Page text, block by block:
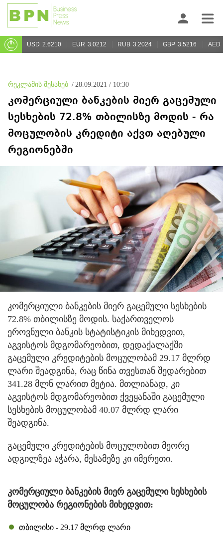
USD 2.6210 EUR 3.0212 RUB 3.2024 GBP 3.5216 AED
რეკლამის შესახებ / 28.09.2021 / 10:30
კომერციული ბანკების მიერ გაცემული
სესხების 72.8% თბილისზე მოდის - რა
მოცულობის კრედიტი აქვთ აღებული
რეგიონებში
კომერციული ბანკების მიერ გაცემული სესხების
72.8% თბილისზე მოდის. საქართველოს
ეროვნული ბანკის სტატისტიკის მიხედვით,
აგვისტოს მდგომარეობით, დედაქალაქში
გაცემული კრედიტების მოცულობამ 29.17 მლრდ
ლარი შეადგინა, რაც წინა თვესთან შედარებით
341.28 მლნ ლარით მეტია. მთლიანად, კი
აგვისტოს მდგომარეობით ქვეყანაში გაცემული
სესხების მოცულობამ 40.07 მლრდ ლარი
შეადგინა.
გაცემული კრედიტების მოცულობით მეორე
ადგილზეა აჭარა, მესამეზე კი იმერეთი.
კომერციული ბანკების მიერ გაცემული სესხების
მოცულობა რეგიონების მიხედვით:
თბილისი - 29.17 მლრდ ლარი